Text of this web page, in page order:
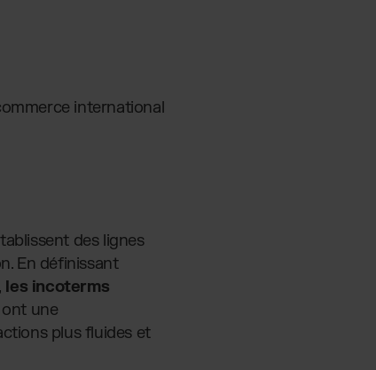
international
des lignes
En définissant
les incoterms
une
plus fluides et